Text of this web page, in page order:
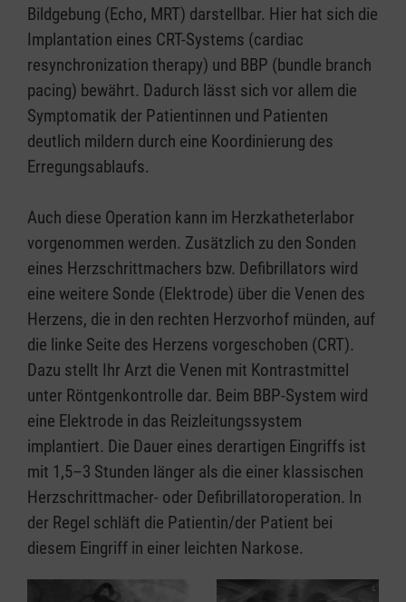
Bildgebung (Echo, MRT) darstellbar. Hier hat sich die
Implantation eines CRT-Systems (cardiac
resynchronization therapy) und BBP (bundle branch
pacing) bewährt. Dadurch lässt sich vor allem die
Symptomatik der Patientinnen und Patienten
deutlich mildern durch eine Koordinierung des
Erregungsablaufs.
Auch diese Operation kann im Herzkatheterlabor
vorgenommen werden. Zusätzlich zu den Sonden
eines Herzschrittmachers bzw. Defibrillators wird
eine weitere Sonde (Elektrode) über die Venen des
Herzens, die in den rechten Herzvorhof münden, auf
die linke Seite des Herzens vorgeschoben (CRT).
Dazu stellt Ihr Arzt die Venen mit Kontrastmittel
unter Röntgenkontrolle dar. Beim BBP-System wird
eine Elektrode in das Reizleitungssystem
implantiert. Die Dauer eines derartigen Eingriffs ist
mit 1,5–3 Stunden länger als die einer klassischen
Herzschrittmacher- oder Defibrillatoroperation. In
der Regel schläft die Patientin/der Patient bei
diesem Eingriff in einer leichten Narkose.